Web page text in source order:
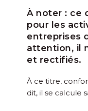
À noter : ce
pour les
entreprises
attention, il
et rectifiés.
À ce titre,
dit, il se calcule